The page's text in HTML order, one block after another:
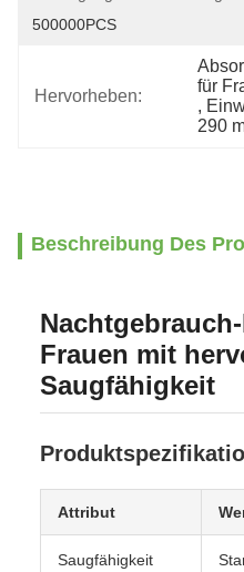
500000PCS
Hervorheben:
für
,
290
Beschreibung Des
Frauen mit
Saugfähigkeit
Attribut
Saugfähigkeit